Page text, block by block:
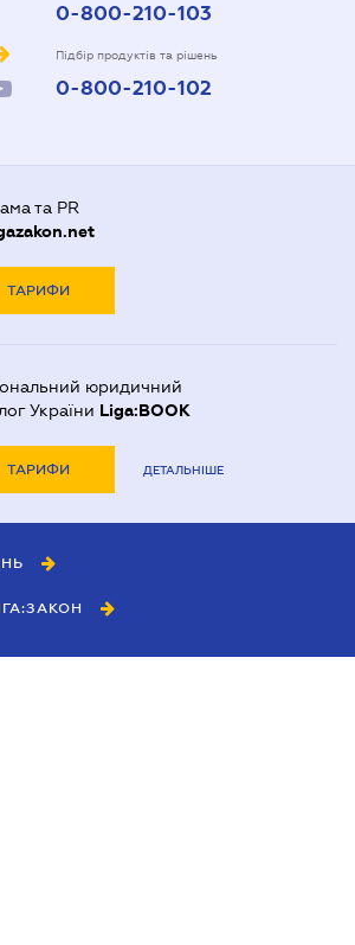
0-800-210-103
Підбір продуктів та рішень
0-800-210-102
та PR
ТАРИФИ
юридичний
України Liga:BOOK
ТАРИФИ ДЕТАЛЬНІШЕ